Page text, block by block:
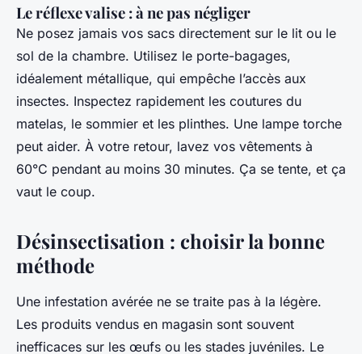
Le réflexe valise : à ne pas négliger
Ne posez jamais vos sacs directement sur le lit ou le
sol de la chambre. Utilisez le porte-bagages,
idéalement métallique, qui empêche l’accès aux
insectes. Inspectez rapidement les coutures du
matelas, le sommier et les plinthes. Une lampe torche
peut aider. À votre retour, lavez vos vêtements à
60°C pendant au moins 30 minutes. Ça se tente, et ça
vaut le coup.
Désinsectisation : choisir la bonne
méthode
Une infestation avérée ne se traite pas à la légère.
Les produits vendus en magasin sont souvent
inefficaces sur les œufs ou les stades juvéniles. Le